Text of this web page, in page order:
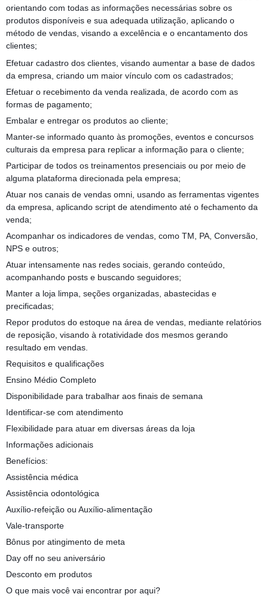
orientando com todas as informações necessárias sobre os
produtos disponíveis e sua adequada utilização, aplicando o
método de vendas, visando a excelência e o encantamento dos
clientes;
Efetuar cadastro dos clientes, visando aumentar a base de dados
da empresa, criando um maior vínculo com os cadastrados;
Efetuar o recebimento da venda realizada, de acordo com as
formas de pagamento;
Embalar e entregar os produtos ao cliente;
Manter-se informado quanto às promoções, eventos e concursos
culturais da empresa para replicar a informação para o cliente;
Participar de todos os treinamentos presenciais ou por meio de
alguma plataforma direcionada pela empresa;
Atuar nos canais de vendas omni, usando as ferramentas vigentes
da empresa, aplicando script de atendimento até o fechamento da
venda;
Acompanhar os indicadores de vendas, como TM, PA, Conversão,
NPS e outros;
Atuar intensamente nas redes sociais, gerando conteúdo,
acompanhando posts e buscando seguidores;
Manter a loja limpa, seções organizadas, abastecidas e
precificadas;
Repor produtos do estoque na área de vendas, mediante relatórios
de reposição, visando à rotatividade dos mesmos gerando
resultado em vendas.
Requisitos e qualificações
Ensino Médio Completo
Disponibilidade para trabalhar aos finais de semana
Identificar-se com atendimento
Flexibilidade para atuar em diversas áreas da loja
Informações adicionais
Benefícios:
Assistência médica
Assistência odontológica
Auxílio-refeição ou Auxílio-alimentação
Vale-transporte
Bônus por atingimento de meta
Day off no seu aniversário
Desconto em produtos
O que mais você vai encontrar por aqui?